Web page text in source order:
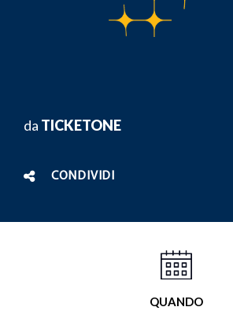
da TICKETONE
CONDIVIDI
QUANDO